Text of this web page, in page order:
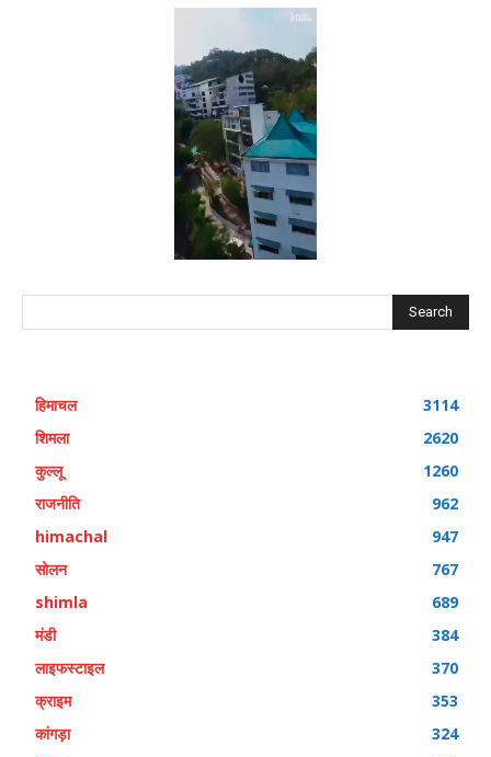
Search
हिमाचल
3114
शिमला
2620
कुल्लू
1260
राजनीति
962
himachal
947
सोलन
767
shimla
689
मंडी
384
लाइफस्टाइल
370
क्राइम
353
कांगड़ा
324